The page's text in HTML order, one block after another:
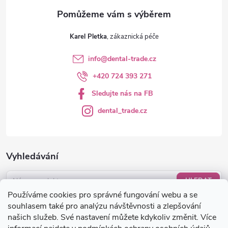
Používáme cookies pro správné fungování webu a se
souhlasem také pro analýzu návštěvnosti a zlepšování
našich služeb. Své nastavení můžete kdykoliv změnit. Více
Vyhledávání
HLEDAT
Nákupní košík
Karel Pletka
info@dental-trade.cz
+420 724 393 271
Sledujte nás na FB
dental_trade.cz